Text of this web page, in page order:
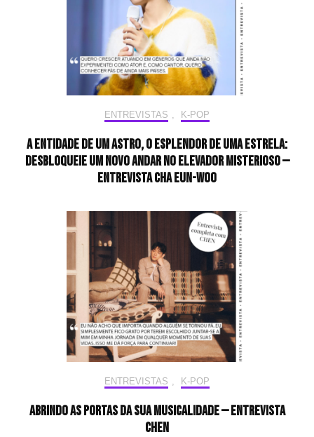
ENTREVISTAS K-POP
A entidade de um astro, o esplendor de uma estrela:
desbloqueie um novo andar no elevador misterioso —
Entrevista CHA EUN-WOO
ENTREVISTAS K-POP
Abrindo as portas da sua musicalidade — Entrevista
CHEN